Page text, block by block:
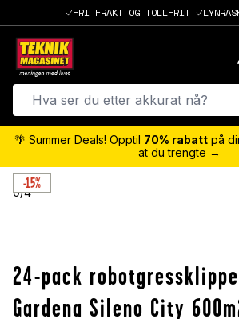
FRI FRAKT OG TOLLFRITT
🌴 Summer Deals! Opptil 70% rabatt på
at du trengte →
-15%
0/4
24-pack
Gardena Sileno City